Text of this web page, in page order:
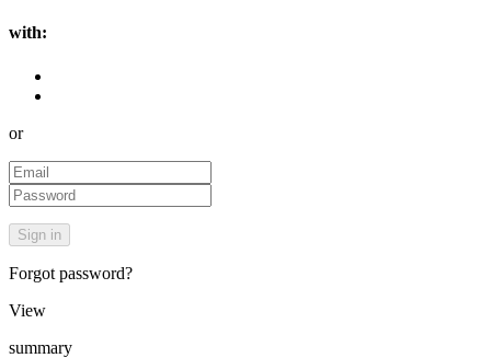
with:
or
Forgot password?
View
summary